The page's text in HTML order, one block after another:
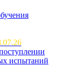
испытаний